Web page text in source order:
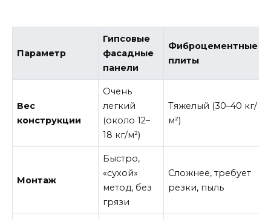
Параметр
Гипсовые
фасадные
панели
Фиброцементные
плиты
Вес
конструкции
Очень
легкий
(около 12–
18 кг/м²)
Тяжелый (30–40 кг/
м²)
Монтаж
Быстро,
«сухой»
метод, без
грязи
Сложнее, требует
резки, пыль